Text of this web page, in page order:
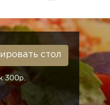
стол
300р.